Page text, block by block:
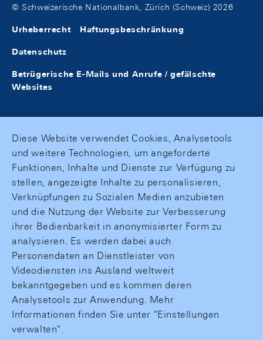
© Schweizerische Nationalbank, Zürich (Schweiz) 2026
Urheberrecht Haftungsbeschränkung
Datenschutz
Betrügerische E-Mails und Anrufe / gefälschte
Websites
Diese Website verwendet Cookies, Analysetools
und weitere Technologien, um angeforderte
Funktionen, Inhalte und Dienste zur Verfügung zu
stellen, angezeigte Inhalte zu personalisieren,
Verknüpfungen zu Sozialen Medien anzubieten
und die Nutzung der Website zur Verbesserung
ihrer Bedienbarkeit in anonymisierter Form zu
analysieren. Es werden dabei auch
Personendaten an Dienstleister von
Videodiensten ins Ausland weltweit
bekanntgegeben und es kommen deren
Analysetools zur Anwendung. Mehr
Informationen finden Sie unter "Einstellungen
verwalten".